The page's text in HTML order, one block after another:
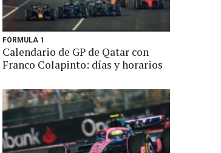
FÓRMULA 1
Calendario de GP de Qatar con
Franco Colapinto: días y horarios